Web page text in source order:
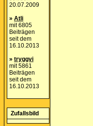
20.07.2009
» Atli
mit 6805
Beiträgen
seit dem
16.10.2013
» tryggvi
mit 5861
Beiträgen
seit dem
16.10.2013
Zufallsbild